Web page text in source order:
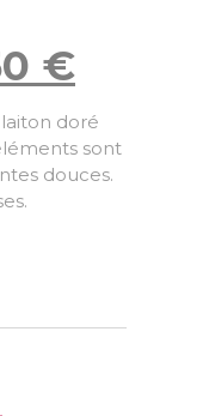
€
doré
sont
douces.